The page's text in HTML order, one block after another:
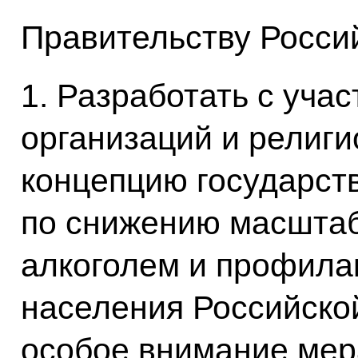
Правительству
1. Разработать с
организаций и
концепцию
по снижению
алкоголем и
населения
особое внимание